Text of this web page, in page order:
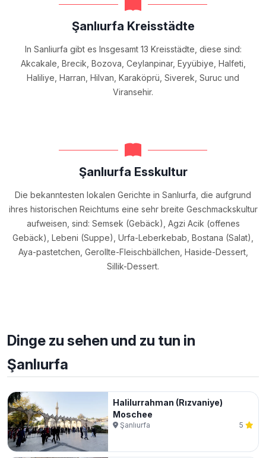
Dinge zu sehen und zu tun in
Şanlıurfa
Halilurrahman (Rızvaniye)
Moschee
Şanlıurfa 5
Şanlıurfa Kreisstädte
In Sanliurfa gibt es Insgesamt 13 Kreisstädte, diese sind:
Akcakale, Brecik, Bozova, Ceylanpinar, Eyyübiye, Halfeti,
Haliliye, Harran, Hilvan, Karaköprü, Siverek, Suruc und
Viransehir.
Şanlıurfa Esskultur
Die bekanntesten lokalen Gerichte in Sanlıurfa, die aufgrund
ihres historischen Reichtums eine sehr breite Geschmackskultur
aufweisen, sind: Semsek (Gebäck), Agzi Acik (offenes
Gebäck), Lebeni (Suppe), Urfa-Leberkebab, Bostana (Salat),
Aya-pastetchen, Gerollte-Fleischbällchen, Haside-Dessert,
Sillik-Dessert.